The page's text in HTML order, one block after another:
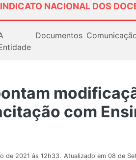
NACIONAL DOS
Documentos
com
de 2021 às 12h33. Atualizado em 08 de